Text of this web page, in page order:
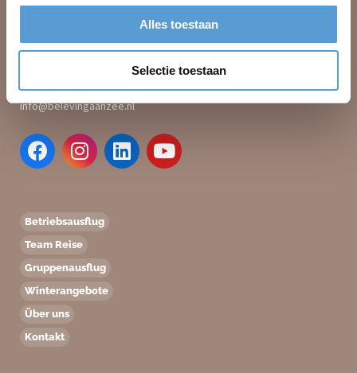
Alles toestaan
Selectie toestaan
Duinstraat 23
+31 (0)70 221 0359
info@belevingaanzee.nl
Betriebsausflug
Team Reise
Gruppenausflug
Winterangebote
Über uns
Kontakt